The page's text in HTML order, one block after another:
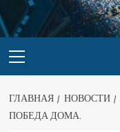
ГЛАВНАЯ НОВОСТИ
ПОБЕДА ДОМА.